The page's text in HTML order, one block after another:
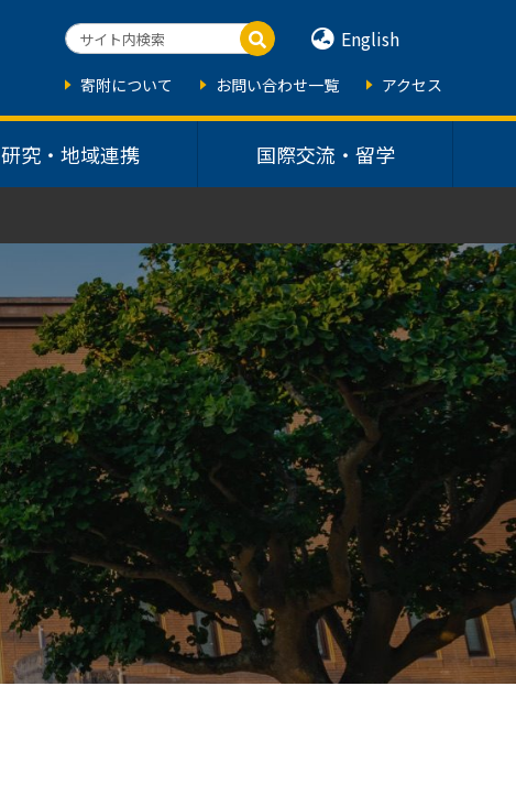
研究・地域連携 国際交流・留学
English
寄附について お問い合わせ一覧 アクセス